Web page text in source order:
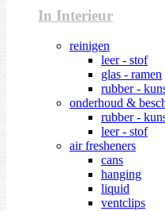
In Interieur
reinigen
leer - stof
glas - ramen
rubber -
onderhoud &
rubber -
leer - stof
air fresheners
cans
hanging
liquid
ventclips